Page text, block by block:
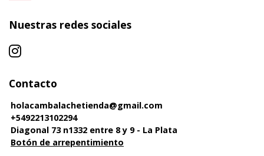
Nuestras redes sociales
Contacto
holacambalachetienda@gmail.com
+5492213102294
Diagonal 73 n1332 entre 8 y 9 - La Plata
Botón de arrepentimiento